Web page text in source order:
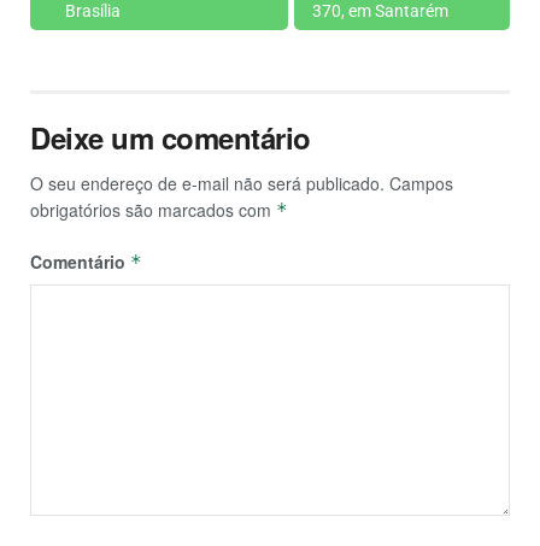
Brasília
370, em Santarém
Deixe um comentário
O seu endereço de e-mail não será publicado. Campos
obrigatórios são marcados com *
Comentário *